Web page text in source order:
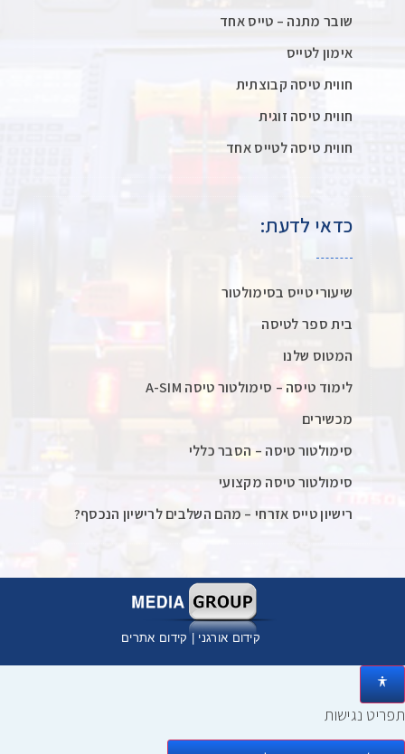
שובר מתנה – טייס אחד
אימון לטייס
חווית טיסה קבוצתית
חווית טיסה זוגית
חווית טיסה לטייס אחד
כדאי לדעת:
שיעורי טייס בסימולטור
בית ספר לטיסה
המטוס שלנו
לימוד טיסה – סימולטור טיסה A-SIM
מכשירים
סימולטור טיסה – הסבר כללי
סימולטור טיסה מקצועי
רישיון טייס אזרחי – מהם השלבים לרישיון הנכסף?
קידום אורגני | קידום אתרים
תפריט נגישות